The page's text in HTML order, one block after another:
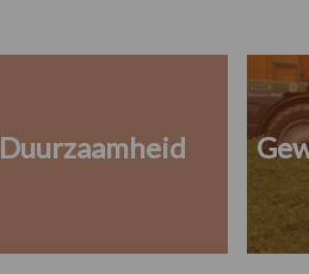
Duurzaamheid